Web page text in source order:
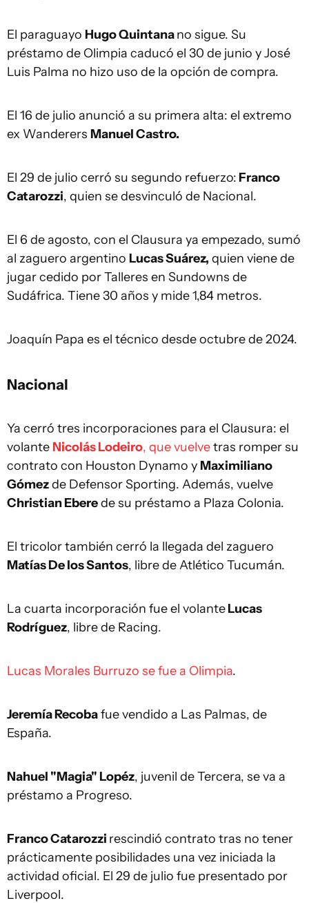
El paraguayo Hugo Quintanano sigue. Su
préstamo de Olimpia caducó el 30 de junio y José
Luis Palma no hizo uso de la opción de compra.
El 16 de julio anunció a su primera alta: el extremo
ex Wanderers Manuel Castro.
El 29 de julio cerró su segundo refuerzo: Franco
Catarozzi, quien se desvinculó de Nacional.
El 6 de agosto, con el Clausura ya empezado, sumó
al zaguero argentino Lucas Suárez, quien viene de
jugar cedido por Talleres en Sundowns de
Sudáfrica. Tiene 30 años y mide 1,84 metros.
Joaquín Papa es el técnico desde octubre de 2024.
Nacional
Ya cerró tres incorporaciones para el Clausura: el
volante Nicolás Lodeiro, que vuelvetras romper su
contrato con Houston Dynamo y Maximiliano
Gómezde Defensor Sporting. Además, vuelve
Christian Eberede su préstamo a Plaza Colonia.
El tricolor también cerró la llegada del zaguero
Matías De los Santos, libre de Atlético Tucumán.
La cuarta incorporación fue el volanteLucas
Rodríguez, libre de Racing.
Lucas Morales Burruzo se fue a Olimpia.
Jeremía Recobafue vendido a Las Palmas, de
España.
Nahuel "Magia" Lopéz, juvenil de Tercera, se va a
préstamo a Progreso.
Franco Catarozzi rescindió contrato tras no tener
prácticamente posibilidades una vez iniciada la
actividad oficial. El 29 de julio fue presentado por
Liverpool.